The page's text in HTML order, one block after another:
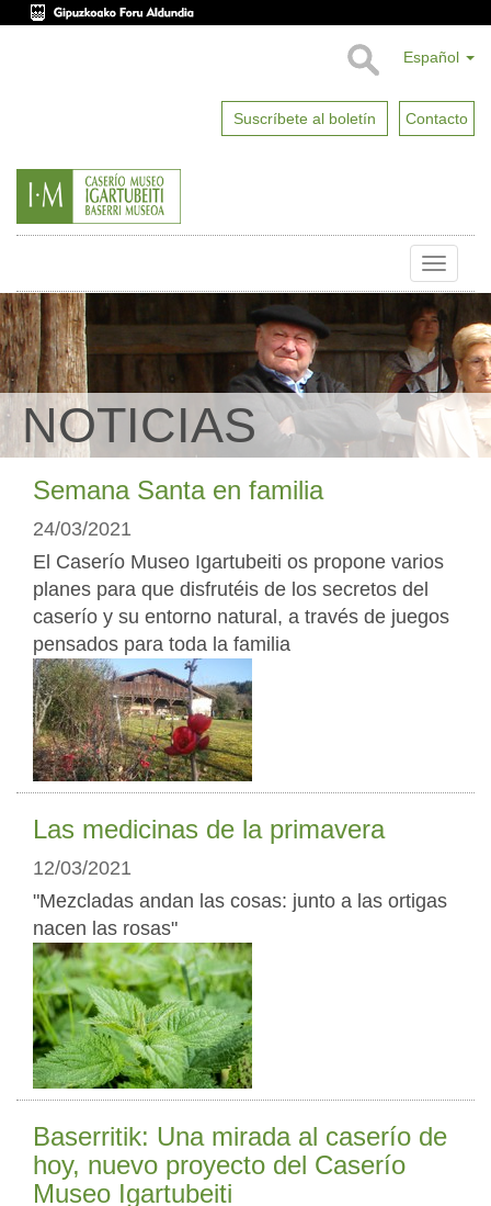
Español
Suscríbete al boletín Contacto
Toggle
NOTICIAS
Semana Santa en familia
24/03/2021
El Caserío Museo Igartubeiti os propone varios
planes para que disfrutéis de los secretos del
caserío y su entorno natural, a través de juegos
pensados para toda la familia
Las medicinas de la primavera
12/03/2021
"Mezcladas andan las cosas: junto a las ortigas
nacen las rosas"
Baserritik: Una mirada al caserío de
hoy, nuevo proyecto del Caserío
Museo Igartubeiti